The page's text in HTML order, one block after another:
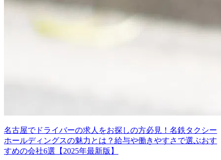
名古屋でドライバーの求人をお探しの方必見！名鉄タクシー
ホールディングスの魅力とは？給与や働きやすさで選ぶおす
すめの会社6選【2025年最新版】